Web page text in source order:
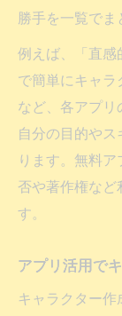
勝手を一覧でま
例えば、「直感
で簡単にキャラ
など、各アプリ
自分の目的や
ります。無料
否や著作権など
す。
アプリ活用で
キャラクター作